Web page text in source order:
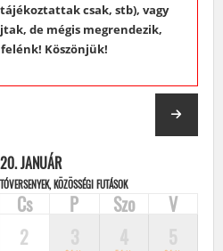
csak, stb), vagy
de mégis megrendezik,
Köszönjük!
JANUÁR
KÖZÖSSÉGI FUTÁSOK
Cs P Szo
V
2